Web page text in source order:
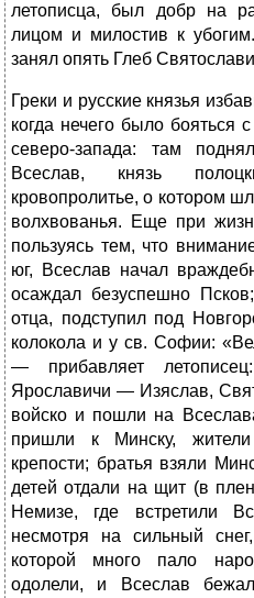
летописца, был добр на
лицом и милостив к
занял опять Глеб
Греки и русские князья
когда нечего было бояться
северо-запада: там
Всеслав, князь
кровопролитье, о котором
волхвованья. Еще при
пользуясь тем, что
юг, Всеслав начал
осаждал безуспешно
отца, подступил под
колокола и у св. Софии:
— прибавляет
Ярославичи — Изяслав,
войско и пошли на
пришли к Минску, жители
крепости; братья взяли
детей отдали на щит (в
Немизе, где встретили
несмотря на сильный
которой много пало
одолели, и Всеслав